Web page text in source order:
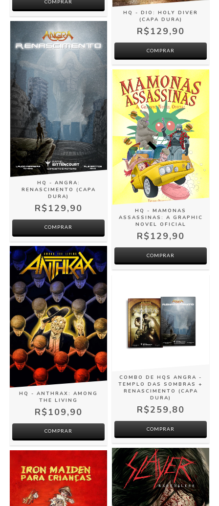
COMPRAR
HQ - DIO: HOLY DIVER
(CAPA DURA)
R$129,90
HQ - ANGRA:
RENASCIMENTO (CAPA
DURA)
R$129,90
HQ - MAMONAS
ASSASSINAS: A GRAPHIC
NOVEL OFICIAL
R$129,90
HQ - ANTHRAX: AMONG
THE LIVING
R$109,90
COMPRAR
COMBO DE HQS ANGRA -
TEMPLO DAS SOMBRAS +
RENASCIMENTO (CAPA
DURA)
R$259,80